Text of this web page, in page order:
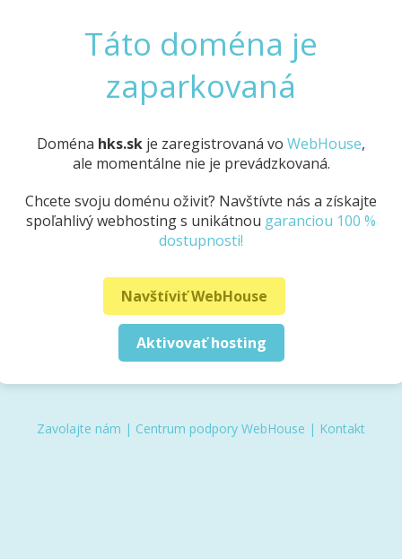
Táto doména je
zaparkovaná
Doména hks.sk je zaregistrovaná vo WebHouse,
ale momentálne nie je prevádzkovaná.
Chcete svoju doménu oživiť? Navštívte nás a získajte
spoľahlivý webhosting s unikátnou garanciou 100 %
dostupnosti!
Navštíviť WebHouse
Aktivovať hosting
Zavolajte nám | Centrum podpory WebHouse | Kontakt